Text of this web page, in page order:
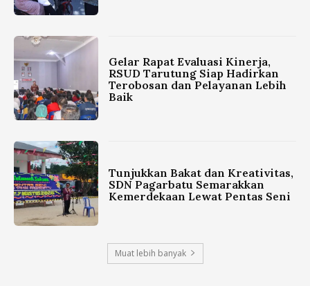
Gelar Rapat Evaluasi Kinerja,
RSUD Tarutung Siap Hadirkan
Terobosan dan Pelayanan Lebih
Baik
Tunjukkan Bakat dan Kreativitas,
SDN Pagarbatu Semarakkan
Kemerdekaan Lewat Pentas Seni
Muat lebih banyak